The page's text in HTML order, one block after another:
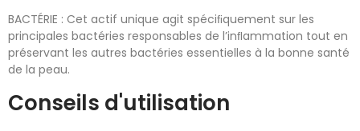
BACTÉRIE : Cet actif unique agit spéciﬁquement sur les
principales bactéries responsables de l’inﬂammation tout en
préservant les autres bactéries essentielles à la bonne santé
de la peau.
Conseils d'utilisation